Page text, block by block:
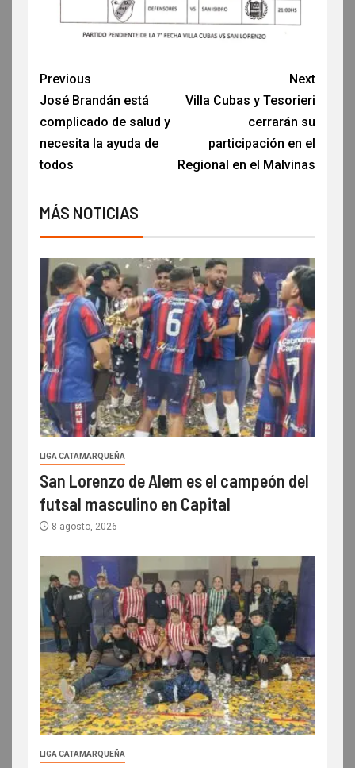
Previous
José Brandán está
complicado de salud y
necesita la ayuda de
todos
Next
Villa Cubas y Tesorieri
cerrarán su
participación en el
Regional en el Malvinas
MÁS NOTICIAS
LIGA CATAMARQUEÑA
San Lorenzo de Alem es el campeón del
futsal masculino en Capital
8 agosto, 2026
LIGA CATAMARQUEÑA